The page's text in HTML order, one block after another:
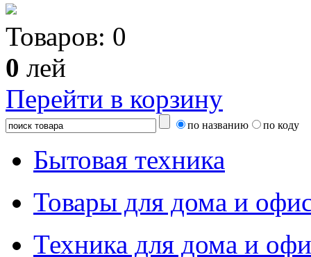
Товаров: 0
0 лей
Перейти в корзину
по названию по коду
Бытовая техника
Товары для дома и
Техника для дома и